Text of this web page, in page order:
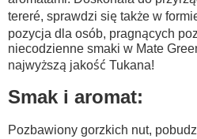
tereré, sprawdzi się także w
pozycja dla osób, pragnących
niecodzienne smaki w Mate
najwyższą jakość Tukana!
Smak i aromat:
Pozbawiony gorzkich nut,